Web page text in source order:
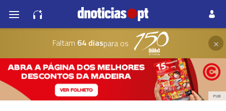
Faltam 64 diaspara os ×
PUB